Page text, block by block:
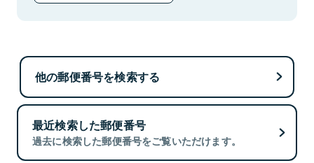
他の郵便番号を検索する
最近検索した郵便番号
過去に検索した郵便番号をご覧いただけます。